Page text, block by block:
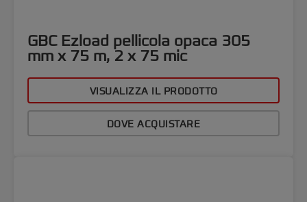
GBC Ezload pellicola opaca 305
mm x 75 m, 2 x 75 mic
VISUALIZZA IL PRODOTTO
DOVE ACQUISTARE